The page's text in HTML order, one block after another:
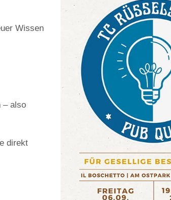
Wissen
– also
direkt